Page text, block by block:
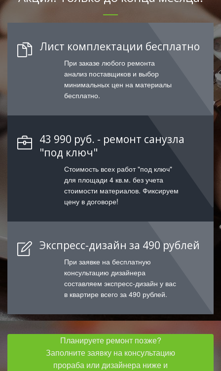
Лист комплектации бесплатно
При заказе любого ремонта
анализ поставщиков и выбор
минимальных цен на материалы
бесплатно.
43 990 руб. - ремонт санузла
"под ключ"
Стоимость всех работ "под ключ"
для площади 4 кв.м. без учета
стоимости материалов. Фиксируем
цену в договоре!
Экспресс-дизайн за 490 рублей
При заявке на бесплатную
консультацию дизайнера
составляем экспресс-дизайн у вас
в квартире всего за 490 рублей.
Планируете ремонт позже?
Заполните заявку на консультацию
прораба или дизайнера ниже и